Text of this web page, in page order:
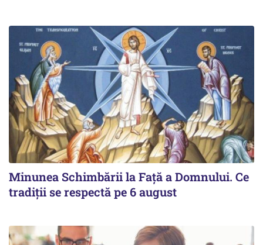
Minunea Schimbării la Față a Domnului. Ce
tradiții se respectă pe 6 august